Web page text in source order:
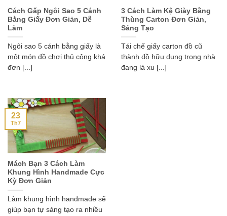
Cách Gấp Ngôi Sao 5 Cánh
Bằng Giấy Đơn Giản, Dễ
Làm
Ngôi sao 5 cánh bằng giấy là
một món đồ chơi thủ công khá
đơn [...]
3 Cách Làm Kệ Giày Bằng
Thùng Carton Đơn Giản,
Sáng Tạo
Tái chế giấy carton đồ cũ
thành đồ hữu dụng trong nhà
đang là xu [...]
Mách Bạn 3 Cách Làm
Khung Hình Handmade Cực
Kỳ Đơn Giản
Làm khung hình handmade sẽ
giúp bạn tự sáng tạo ra nhiều
23
Th7